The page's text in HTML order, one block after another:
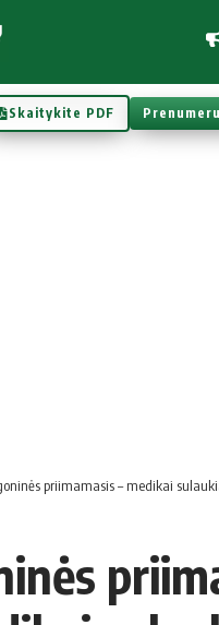
Skaitykite PDF
priimamasis – medikai sulaukia ir